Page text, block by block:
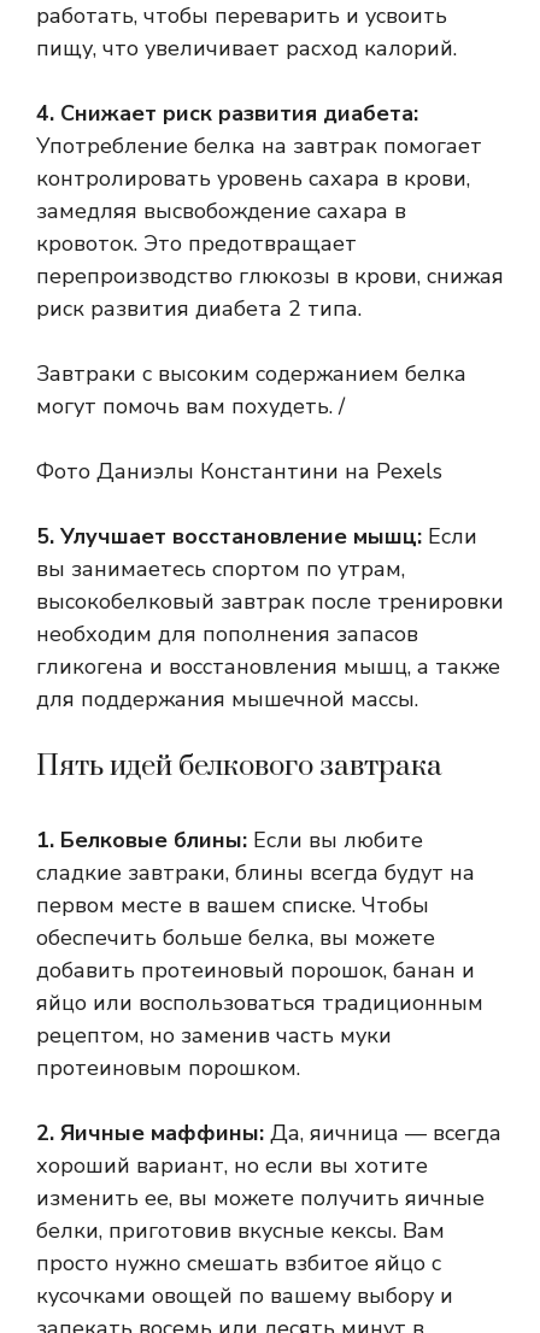
работать, чтобы переварить и усвоить
пищу, что увеличивает расход калорий.
4. Снижает риск развития диабета:
Употребление белка на завтрак помогает
контролировать уровень сахара в крови,
замедляя высвобождение сахара в
кровоток. Это предотвращает
перепроизводство глюкозы в крови, снижая
риск развития диабета 2 типа.
Завтраки с высоким содержанием белка
могут помочь вам похудеть. /
Фото Даниэлы Константини на Pexels
5. Улучшает восстановление мышц: Если
вы занимаетесь спортом по утрам,
высокобелковый завтрак после тренировки
необходим для пополнения запасов
гликогена и восстановления мышц, а также
для поддержания мышечной массы.
Пять идей белкового завтрака
1. Белковые блины: Если вы любите
сладкие завтраки, блины всегда будут на
первом месте в вашем списке. Чтобы
обеспечить больше белка, вы можете
добавить протеиновый порошок, банан и
яйцо или воспользоваться традиционным
рецептом, но заменив часть муки
протеиновым порошком.
2. Яичные маффины: Да, яичница — всегда
хороший вариант, но если вы хотите
изменить ее, вы можете получить яичные
белки, приготовив вкусные кексы. Вам
просто нужно смешать взбитое яйцо с
кусочками овощей по вашему выбору и